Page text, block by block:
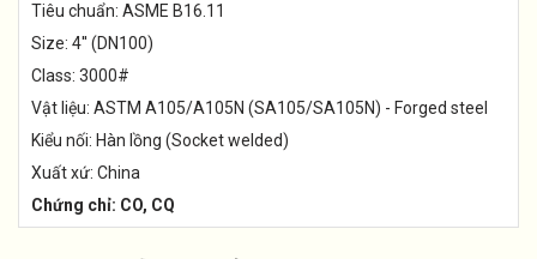
Tiêu chuẩn: ASME B16.11
Size: 4'' (DN100)
Class: 3000#
Vật liệu: ASTM A105/A105N (SA105/SA105N) - Forged steel
Kiểu nối: Hàn lồng (Socket welded)
Xuất xứ: China
Chứng chỉ: CO, CQ